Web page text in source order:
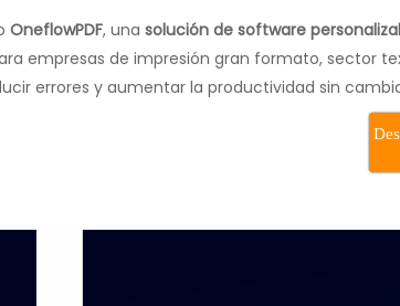
OneflowPDF, una solución de software
empresas de impresión gran formato, sector
errores y aumentar la productividad sin